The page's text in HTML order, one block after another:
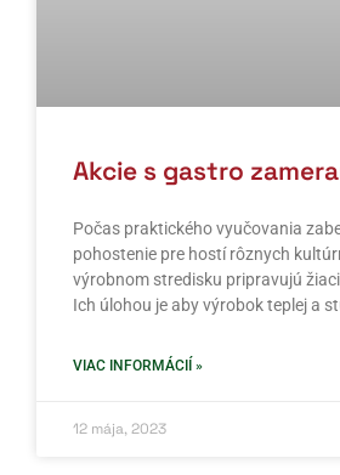
Akcie s gastro
Počas praktického vyučovania
pohostenie pre hostí rôznych
výrobnom stredisku pripravujú
Ich úlohou je aby výrobok teplej a
VIAC INFORMÁCIÍ »
12 mája, 2023